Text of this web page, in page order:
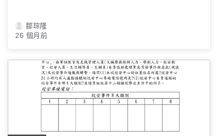
鄒琮隆
26 個月前